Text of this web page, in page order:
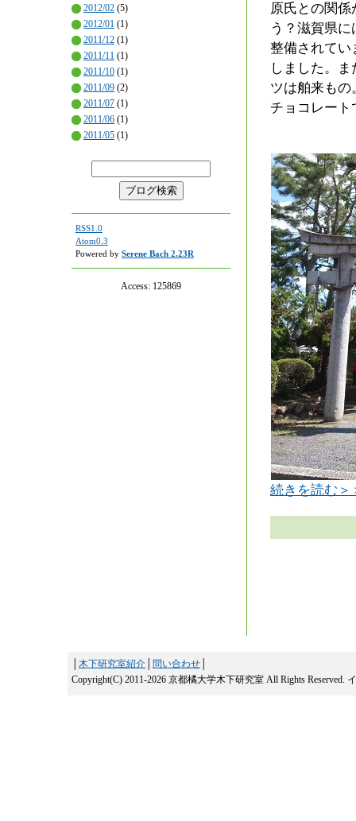
2012/02 (5)
2012/01 (1)
2011/12 (1)
2011/11 (1)
2011/10 (1)
2011/09 (2)
2011/07 (1)
2011/06 (1)
2011/05 (1)
RSS1.0
Atom0.3
Powered by Serene Bach 2.23R
Access: 125869
原氏との関
う？滋賀県
整備されてい
しました。
ツは舶来も
チョコレー
続きを読む＞
木下研究室紹介 問い合わせ
Copyright(C) 2011-2026 京都橘大学木下研究室 All Rights Reserved.